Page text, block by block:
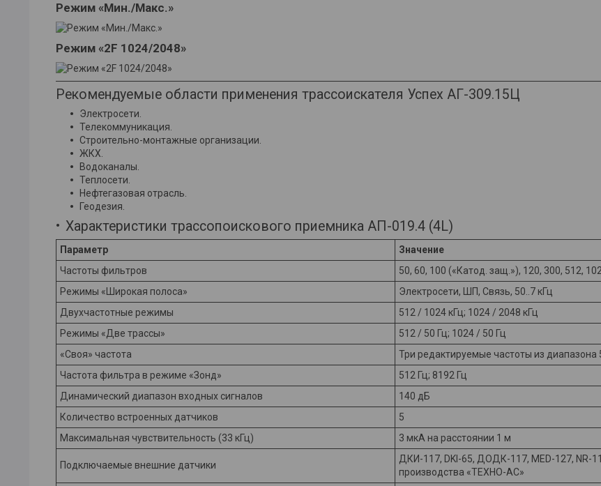
Режим «Мин./Макс.»
Режим «2F 1024/2048»
Рекомендуемые области применения трассоискателя Успех АГ-309.15Ц
Электросети.
Телекоммуникация.
Строительно-монтажные организации.
ЖКХ.
Водоканалы.
Теплосети.
Нефтегазовая отрасль.
Геодезия.
Характеристики трассопоискового приемника АП-019.4 (4L)
Параметр
Значение
Частоты фильтров
50, 60, 100 («Катод. защ.»), 120, 300, 512,
Режимы «Широкая полоса»
Электросети, ШП, Связь, 50..7 кГц
Двухчастотные режимы
512 / 1024 кГц; 1024 / 2048 кГц
Режимы «Две трассы»
512 / 50 Гц; 1024 / 50 Гц
«Своя» частота
Три редактируемые частоты из диапазона
Частота фильтра в режиме «Зонд»
512 Гц; 8192 Гц
Динамический диапазон входных сигналов
140 дБ
Количество встроенных датчиков
5
Максимальная чувствительность (33 кГц)
3 мкА на расстоянии 1 м
Подключаемые внешние датчики
ДКИ-117, DKI-65, ДОДК-117, MED-127, NR-
производства «ТЕХНО-АС»